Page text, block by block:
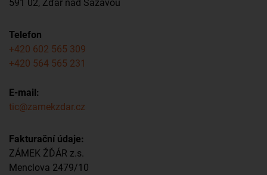
591 02, Žďár nad Sázavou
Telefon
+420 602 565 309
+420 564 565 231
E-mail:
tic@zamekzdar.cz
Fakturační údaje:
ZÁMEK ŽĎÁR z.s.
Menclova 2479/10